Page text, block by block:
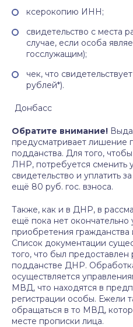
ксерокопию ИНН;
свидетельство с места
случае, если особа
госслужащим);
чек, что
рублей*).
Донбасс
Обратите внимание!
предусматривает лишение
подданства. Для того,
ЛНР, потребуется сменить
свидетельство и уплатить
ещё 80 руб. гос. взноса.
Также, как и в ДНР, в
ещё пока нет
приобретения
Список документации
того, что был
подданстве ДНР.
осуществляется
МВД, что находятся в
регистрации особы. Ежели
обращаться в то МВД,
месте прописки лица.